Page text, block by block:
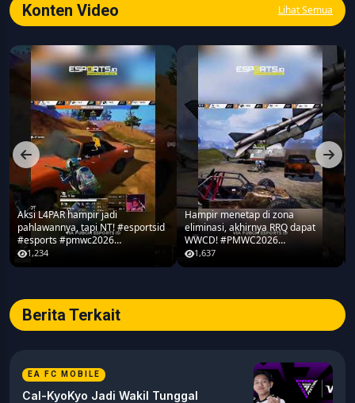
Konten Video Lihat Semua
Aksi L4PAR hampir jadi
pahlawannya, tapi NT! #esportsid
#esports #pmwc2026
#pubgmobile #teamrrq
1,234
Hampir menetap di zona
eliminasi, akhirnya RRQ dapat
WWCD! #PMWC2026
#pubgmobile #teamrrq
1,637
Berita Terkait
EA FC MOBILE
Cal-KyoKyo Jadi Wakil Tunggal